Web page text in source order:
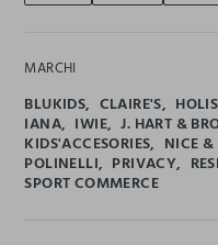
MARCHI
BLUKIDS CLAIRE'S
IANA IWIE J. HART &
KIDS'ACCESORIES NICE
POLINELLI PRIVACY
SPORT COMMERCE